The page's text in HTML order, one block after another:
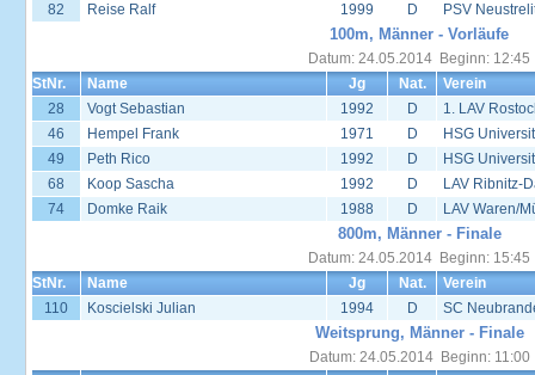
82
Reise Ralf 1999 D PSV
100m, Männer - Vorläufe
Datum: 24.05.2014 Beginn: 12:45
StNr.
Name Jg Nat.
Verein
28
Vogt Sebastian 1992 D
1. LAV
46
Hempel Frank 1971 D
HSG
49
Peth Rico 1992 D
HSG
68
Koop Sascha 1992 D
LAV Ribnitz-
74
Domke Raik 1988 D LAV Waren/
800m, Männer - Finale
Datum: 24.05.2014 Beginn: 15:45
StNr.
Name Jg Nat.
Verein
110
Koscielski Julian 1994 D SC
Weitsprung, Männer - Finale
Datum: 24.05.2014 Beginn: 11:00